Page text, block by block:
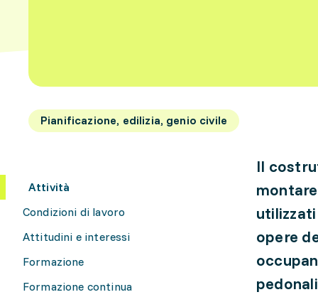
Pianificazione, edilizia, genio civile
Attività
Condizioni di lavoro
Attitudini e interessi
Formazione
Formazione continua
Il
opere